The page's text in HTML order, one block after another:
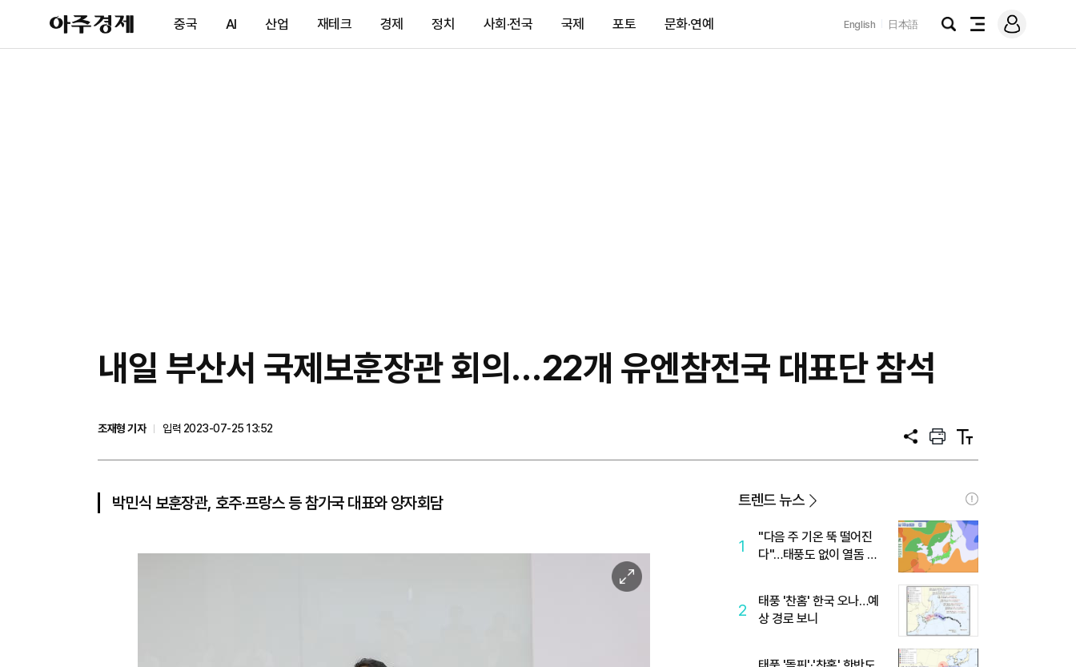
아
주
제
중국 AI 산업 재테크 경제 정치 사회·전국 국제 포토 문화·연예 English 日本語
검
전
메
그
​내일 부산서 국제보훈장관 회의…22개 유엔참전국 대표단 참석
조재형 기자
입력 2023-07-25 13:52
공
프
트
텍
트
박민식 보훈장관, 호주·프랑스 등 참가국 대표와 양자회담
이
미
트렌드 뉴스
1
"다음 주 기온 뚝 떨어진
다"…태풍도 없이 열돔 박
2
태풍 '찬홈' 한국 오나…예
상 경로 보니